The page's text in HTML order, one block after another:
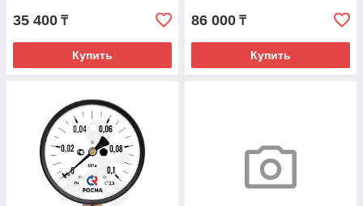
35 400 ₸
Купить
86 000 ₸
Купить